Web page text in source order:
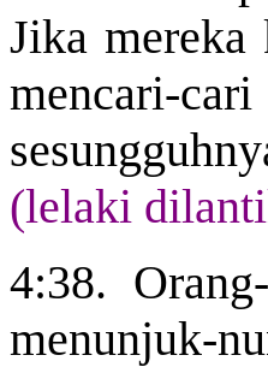
Jika mereka
mencari-
(lelaki
4:38.
menunjuk-